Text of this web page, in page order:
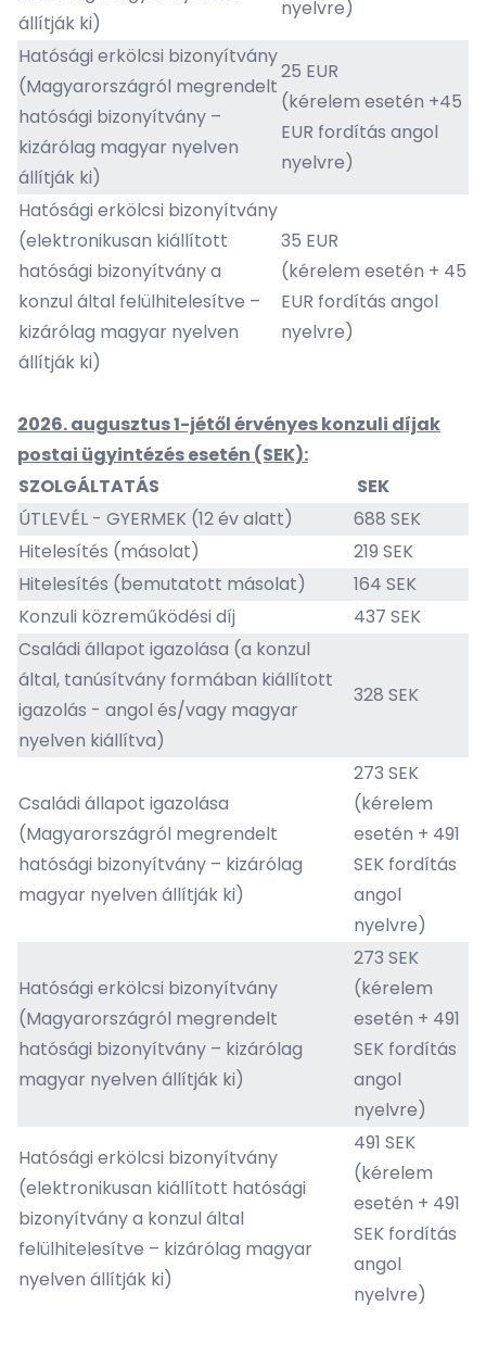
állítják ki)
nyelvre)
Hatósági erkölcsi bizonyítvány
(Magyarországról megrendelt
hatósági bizonyítvány –
kizárólag magyar nyelven
állítják ki)
25 EUR
(kérelem esetén +45
EUR fordítás angol
nyelvre)
Hatósági erkölcsi bizonyítvány
(elektronikusan kiállított
hatósági bizonyítvány a
konzul által felülhitelesítve –
kizárólag magyar nyelven
állítják ki)
35 EUR
(kérelem esetén + 45
EUR fordítás angol
nyelvre)
2026. augusztus 1-jétől érvényes konzuli díjak
postai ügyintézés esetén (SEK):
SZOLGÁLTATÁS
SEK
ÚTLEVÉL - GYERMEK (12 év alatt)
688 SEK
Hitelesítés (másolat)
219 SEK
Hitelesítés (bemutatott másolat)
164 SEK
Konzuli közreműködési díj
437 SEK
Családi állapot igazolása (a konzul
által, tanúsítvány formában kiállított
igazolás - angol és/vagy magyar
nyelven kiállítva)
328 SEK
Családi állapot igazolása
(Magyarországról megrendelt
hatósági bizonyítvány – kizárólag
magyar nyelven állítják ki)
273 SEK
(kérelem
esetén + 491
SEK fordítás
angol
nyelvre)
Hatósági erkölcsi bizonyítvány
(Magyarországról megrendelt
hatósági bizonyítvány – kizárólag
magyar nyelven állítják ki)
273 SEK
(kérelem
esetén + 491
SEK fordítás
angol
nyelvre)
Hatósági erkölcsi bizonyítvány
(elektronikusan kiállított hatósági
bizonyítvány a konzul által
felülhitelesítve – kizárólag magyar
nyelven állítják ki)
491 SEK
(kérelem
esetén + 491
SEK fordítás
angol
nyelvre)